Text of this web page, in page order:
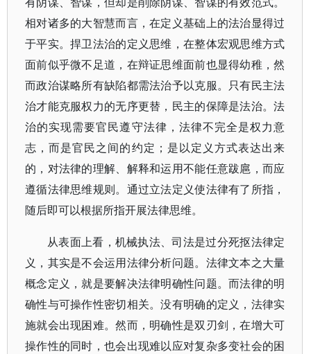
相对诸多的大智慧而言，在定义基础上的法治显得过
于平实。捍卫法治的定义思维，在整体宏观思维方式
面前似乎微不足道，在辩证思维面前也显得幼稚，然
而政治谋略所有缺陷都需法治予以克服。只有民主法
治才能克服权力的无序更替，民主的保障是法治。法
治的实现需要官民遵守法律，法律不完全是权力意
志，而是官民之间的约定；是以定义方式表达出来
的，对法律的理解、解释和运用不能任意跋扈，而应
遵循法律思维规则。通过立法定义使法律有了所指，
随后即可以根据所指开展法律思维。
从表面上看，机械执法、司法是过分死抠法律定
义，其实是不会运用法律分析问题。法律文本之大量
概念定义，就是要解决法律明确性问题。而法律的明
确性与可操作性密切相关。没有明确的定义，法律实
施就会出现困难。然而，明确性是双刃剑，在增大可
操作性的同时，也会出现难以应对复杂多变社会的困